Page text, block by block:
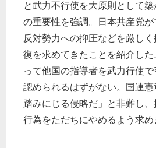
と武力不行使を大原則として
の重要性を強調。日本共産党
反対勢力への抑圧などを厳し
復を求めてきたことを紹介し
って他国の指導者を武力行使
認められるはずがない。国連
踏みにじる侵略だ」と非難し
行為をただちにやめるよう求め